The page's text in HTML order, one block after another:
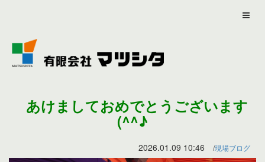
あけましておめでとうございます
(^^♪
2026.01.09 10:46 現場ブログ